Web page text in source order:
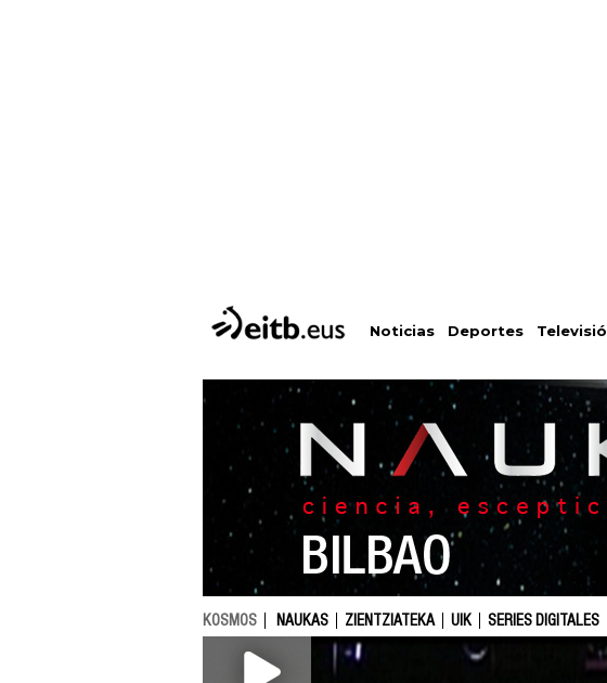
Noticias Deportes
KOSMOS NAUKAS ZIENTZIATEKA UIK SERIES DIGITALES